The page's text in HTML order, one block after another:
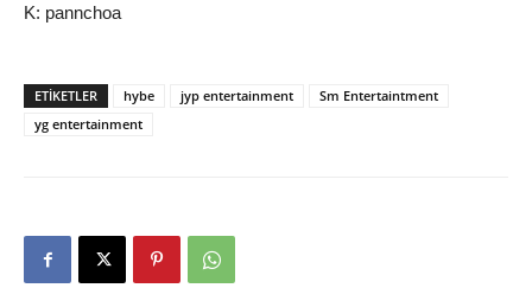
K: pannchoa
ETIKETLER hybe jyp entertainment
Sm Entertaintment
yg entertainment